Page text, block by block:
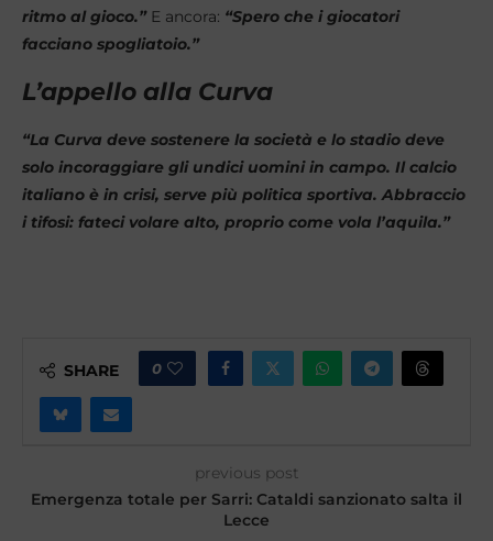
ritmo al gioco.” E ancora: “Spero che i giocatori
facciano spogliatoio.”
L’appello alla Curva
“La Curva deve sostenere la società e lo stadio deve
solo incoraggiare gli undici uomini in campo. Il calcio
italiano è in crisi, serve più politica sportiva. Abbraccio
i tifosi: fateci volare alto, proprio come vola l’aquila.”
SHARE 0
previous post
Emergenza totale per Sarri: Cataldi sanzionato salta il
Lecce